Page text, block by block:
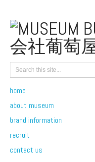
home
about museum
brand information
recruit
contact us